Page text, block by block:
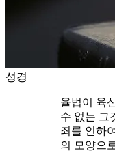
성경
율법이 육
수 없는 그
죄를 인하
의 모양으